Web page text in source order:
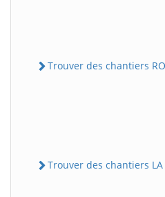
Trouver des chantiers
Trouver des chantiers LA